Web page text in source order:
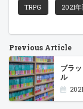
TRPG 2021
Previous Article
ブラ
ル